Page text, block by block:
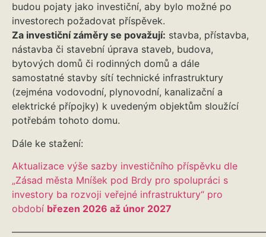
budou pojaty jako investiční, aby bylo možné po
investorech požadovat příspěvek.
Za investiční záměry se považují: stavba, přístavba,
nástavba či stavební úprava staveb, budova,
bytových domů či rodinných domů a dále
samostatné stavby sítí technické infrastruktury
(zejména vodovodní, plynovodní, kanalizační a
elektrické přípojky) k uvedeným objektům sloužící
potřebám tohoto domu.
Dále ke stažení:
Aktualizace výše sazby investičního příspěvku dle
„Zásad města Mníšek pod Brdy pro spolupráci s
investory ba rozvoji veřejné infrastruktury“ pro
období březen 2026 až únor 2027